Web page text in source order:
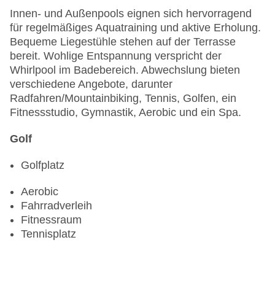
Innen- und Außenpools eignen sich hervorragend
für regelmäßiges Aquatraining und aktive Erholung.
Bequeme Liegestühle stehen auf der Terrasse
bereit. Wohlige Entspannung verspricht der
Whirlpool im Badebereich. Abwechslung bieten
verschiedene Angebote, darunter
Radfahren/Mountainbiking, Tennis, Golfen, ein
Fitnessstudio, Gymnastik, Aerobic und ein Spa.
Golf
Golfplatz
Aerobic
Fahrradverleih
Fitnessraum
Tennisplatz